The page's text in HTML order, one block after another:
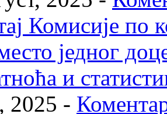
Комисије по
једног
и
2025 -